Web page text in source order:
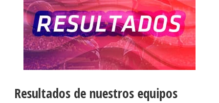
Resultados de nuestros equipos